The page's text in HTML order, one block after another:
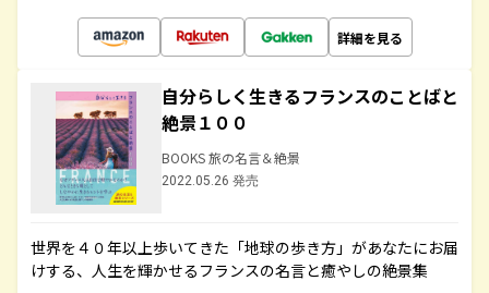
詳細を見る
自分らしく生きるフランスのことばと
絶景１００
BOOKS 旅の名言＆絶景
2022.05.26 発売
世界を４０年以上歩いてきた「地球の歩き方」があなたにお届
けする、人生を輝かせるフランスの名言と癒やしの絶景集